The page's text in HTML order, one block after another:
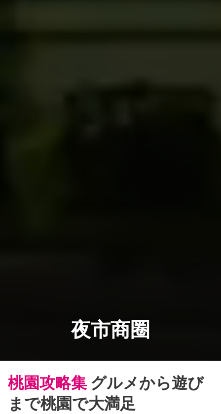
夜市商圈
桃園攻略集 グルメから遊び
まで桃園で大満足